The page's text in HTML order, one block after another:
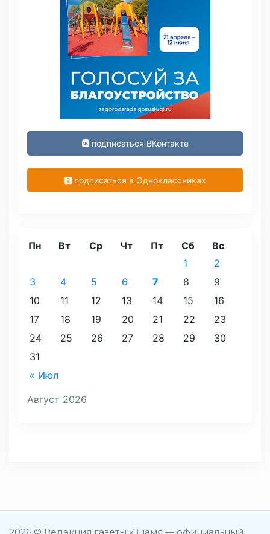
подписаться ВКонтакте
подписаться в Одноклассниках
Август 2026
Пн Вт Ср Чт Пт Сб Вс
« Июл
1
2
3
4 5 6 7 8
9
10
11 12 13 14 15
16
17
18 19 20 21 22
23
24
25 26 27 28 29
30
31
2026 © Редакция газеты «Знамя — официальный